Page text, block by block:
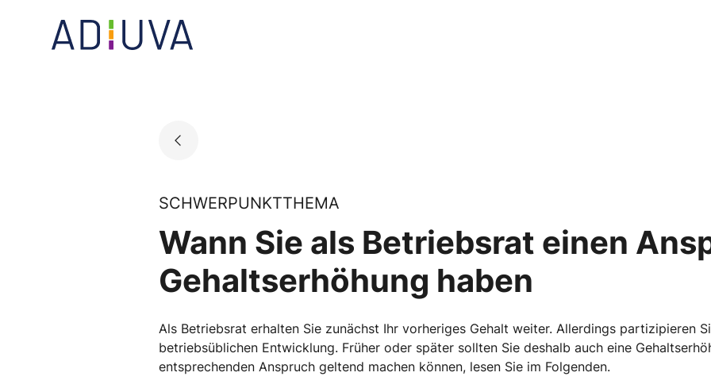
Go to landing page.
SCHWERPUNKTTHEMA
Wann Sie als Betriebsrat einen
Gehaltserhöhung haben
Als Betriebsrat erhalten Sie zunächst Ihr vorheriges Gehalt weiter. Allerdings partizipieren
betriebsüblichen Entwicklung. Früher oder später sollten Sie deshalb auch eine
entsprechenden Anspruch geltend machen können, lesen Sie im Folgenden.